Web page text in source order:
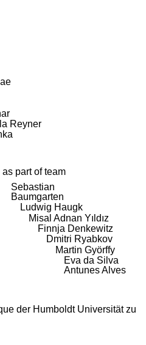
Reyner
as part of team
Sebastian
Baumgarten
Ludwig Haugk
Misal Adnan Yıldız
Finnja Denkewitz
Dmitri Ryabkov
Martin Györffy
Eva da Silva
Antunes Alves
der Humboldt Universität zu